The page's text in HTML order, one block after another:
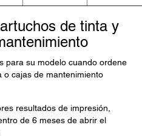
de tinta y
para su modelo cuando ordene
cajas de mantenimiento
resultados de impresión,
de 6 meses de abrir el